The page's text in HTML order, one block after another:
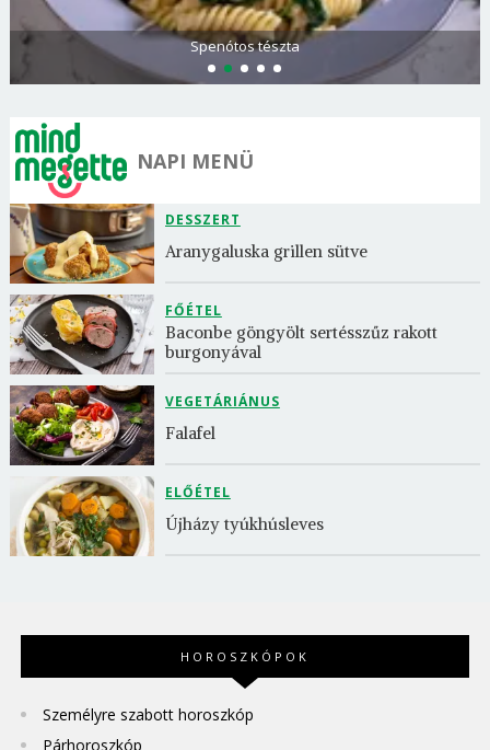
Spenótos tészta
NAPI MENÜ
DESSZERT
Aranygaluska grillen sütve
FŐÉTEL
Baconbe göngyölt sertésszűz rakott
burgonyával
VEGETÁRIÁNUS
Falafel
ELŐÉTEL
Újházy tyúkhúsleves
HOROSZKÓPOK
Személyre szabott horoszkóp
Párhoroszkóp